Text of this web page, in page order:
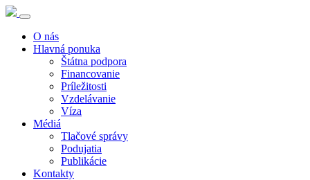
O nás
Hlavná ponuka
Štátna podpora
Financovanie
Príležitosti
Vzdelávanie
Víza
Médiá
Tlačové správy
Podujatia
Publikácie
Kontakty